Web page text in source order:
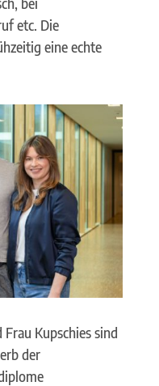
etc. Die
eine echte
Kupschies sind
der